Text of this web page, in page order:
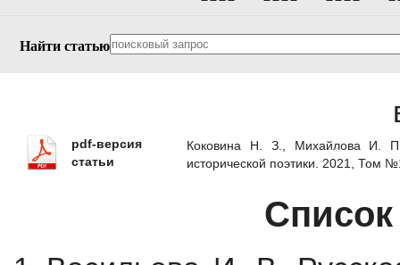
Найти статью
pdf-версия
статьи
Коковина Н. З., Михайлова И.
исторической поэтики. 2021, Том